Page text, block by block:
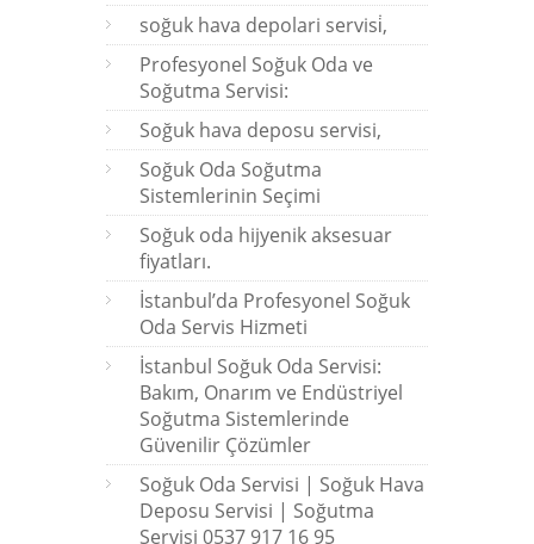
soğuk hava depolari servisi̇,
Profesyonel Soğuk Oda ve
Soğutma Servisi:
Soğuk hava deposu servisi,
Soğuk Oda Soğutma
Sistemlerinin Seçimi
Soğuk oda hijyenik aksesuar
fiyatları.
İstanbul’da Profesyonel Soğuk
Oda Servis Hizmeti
İstanbul Soğuk Oda Servisi:
Bakım, Onarım ve Endüstriyel
Soğutma Sistemlerinde
Güvenilir Çözümler
Soğuk Oda Servisi | Soğuk Hava
Deposu Servisi | Soğutma
Servisi 0537 917 16 95